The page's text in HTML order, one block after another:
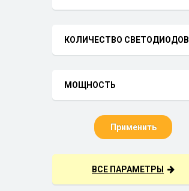
КОЛИЧЕСТВО СВЕТОДИОДОВ
МОЩНОСТЬ
Применить
ВСЕ ПАРАМЕТРЫ